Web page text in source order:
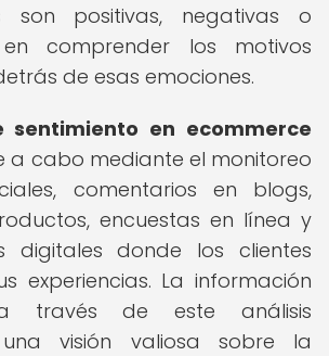
son positivas, negativas o
comprender los motivos
de esas emociones.
sentimiento en ecommerce
a cabo mediante el monitoreo
comentarios en blogs,
encuestas en línea y
digitales donde los clientes
experiencias. La información
través de este análisis
visión valiosa sobre la